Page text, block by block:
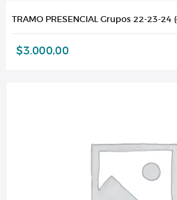
TRAMO PRESENCIAL Grupos 22-23-24
$3.000,00